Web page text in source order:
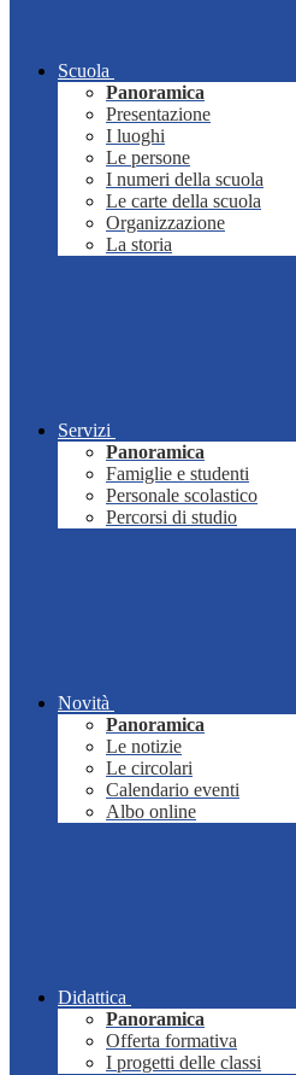
Scuola
Panoramica
Presentazione
I luoghi
Le persone
I numeri della scuola
Le carte della scuola
Organizzazione
La storia
Servizi
Panoramica
Famiglie e studenti
Personale scolastico
Percorsi di studio
Novità
Panoramica
Le notizie
Le circolari
Calendario eventi
Albo online
Didattica
Panoramica
Offerta formativa
I progetti delle classi